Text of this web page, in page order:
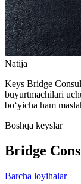
Natija
Keys Bridge
buyurtmachilari
bo‘yicha ham
Boshqa keyslar
Bridge
Barcha loyihalar